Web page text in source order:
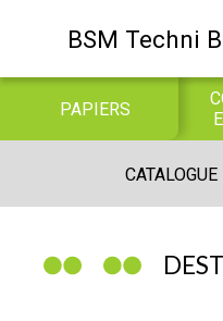
BSM Techni
PAPIERS
BUREAUTIQUECATALOGUE